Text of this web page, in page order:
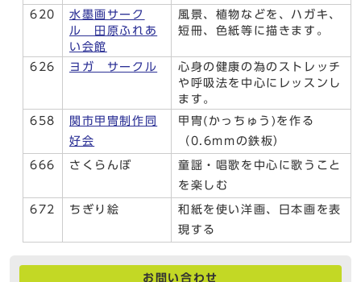
620
水墨画サーク
ル 田原ふれあ
い会館
風景、植物などを、ハガキ、
短冊、色紙等に描きます。
626 ヨガ サークル
心身の健康の為のストレッチ
や呼吸法を中心にレッスンし
ます。
658
関市甲冑制作同
好会
甲冑(かっちゅう)を作る
（0.6mmの鉄板）
666 さくらんぼ
童謡・唱歌を中心に歌うこと
を楽しむ
672 ちぎり絵
和紙を使い洋画、日本画を表
現する
お問い合わせ